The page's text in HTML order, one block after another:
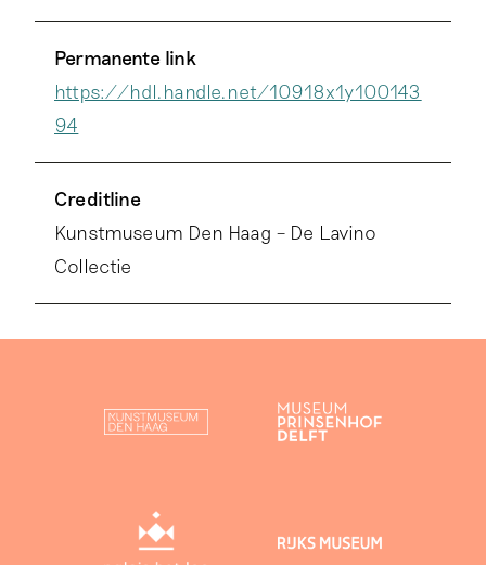
Permanente link
https://hdl.handle.net/10918x1y100143
94
Creditline
Kunstmuseum Den Haag – De Lavino
Collectie